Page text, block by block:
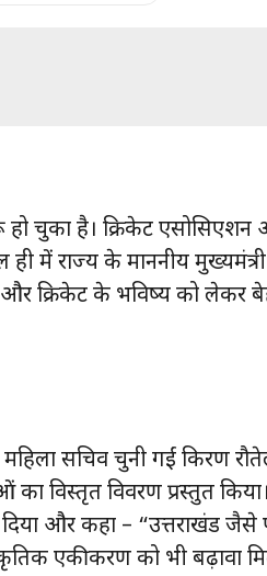
चुका है। क्रिकेट एसोसिएशन
ही में राज्य के माननीय
क्रिकेट के भविष्य को लेकर
सचिव चुनी गईं किरण
विस्तृत विवरण प्रस्तुत
और कहा – “उत्तराखंड जैसे
एकीकरण को भी बढ़ावा